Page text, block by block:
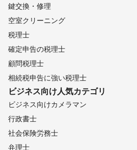
鍵交換・修理
空室クリーニング
税理士
確定申告の税理士
顧問税理士
相続税申告に強い税理士
ビジネス向け人気カテゴリ
ビジネス向けカメラマン
行政書士
社会保険労務士
弁理士